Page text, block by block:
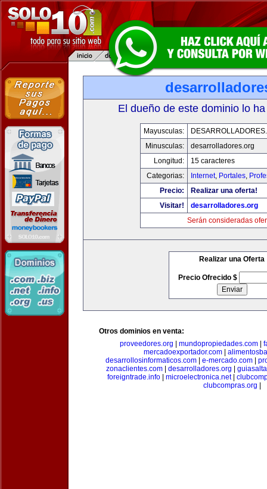
El dueño de este dominio lo
Mayusculas:
Minusculas:
desarrolladores.org
Longitud:
15 caracteres
Categorias:
Internet, Portales,
Precio:
Realizar una oferta!
Visitar!
desarrolladores.org
Serán consideradas
Realizar una Oferta
Precio Ofrecido $
Otros dominios en venta:
proveedores.org
mundopropiedades.com|
mercadoexportador.com|
desarrollosinformaticos.com| e-mercado.com|
zonaclientes.com| desarrolladores.org
foreigntrade.info
microelectronica.net|
clubcompras.org